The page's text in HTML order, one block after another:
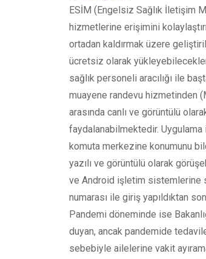
ESİM (Engelsiz Sağlık İletişim
hizmetlerine erişimini
ortadan kaldırmak üzere
ücretsiz olarak
sağlık personeli aracılığı ile
muayene randevu hizmetinden
arasında canlı ve görüntülü
faydalanabilmektedir.
komuta merkezine konumunu
yazılı ve görüntülü olarak
ve Android işletim sistemlerine
numarası ile giriş yapıldıktan
Pandemi döneminde ise
duyan, ancak pandemide
sebebiyle ailelerine vakit